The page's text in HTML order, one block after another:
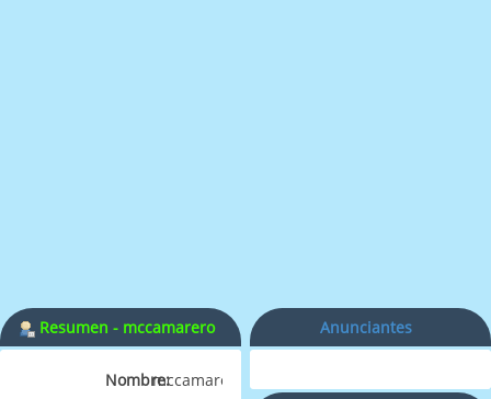
Resumen - mccamarero
Nombre:mccamarero
Anunciantes